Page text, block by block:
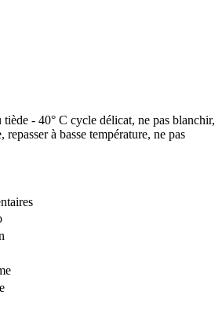
- 40° C cycle délicat, ne pas blanchir,
repasser à basse température, ne pas